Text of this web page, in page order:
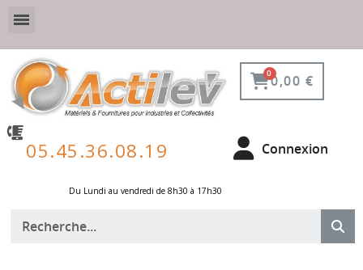
0,00 €
05.45.36.08.19 Connexion
Du Lundi au vendredi de 8h30 à 17h30 ​